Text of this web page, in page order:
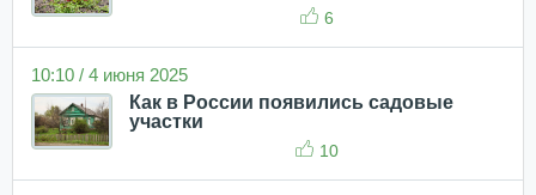
6
10:10 / 4 июня 2025
Как в России появились садовые
участки
10